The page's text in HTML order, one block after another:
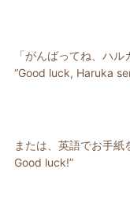
「がんばってね、ハ
“Good luck, Haruka
または、英語でお手
Good luck!”